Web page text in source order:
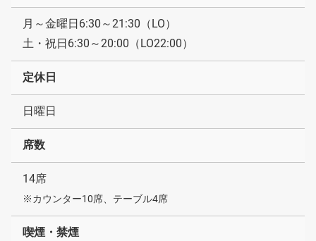
月～金曜日6:30～21:30（LO）
土・祝日6:30～20:00（LO22:00）
定休日
日曜日
席数
14席
※カウンター10席、テーブル4席
喫煙・禁煙